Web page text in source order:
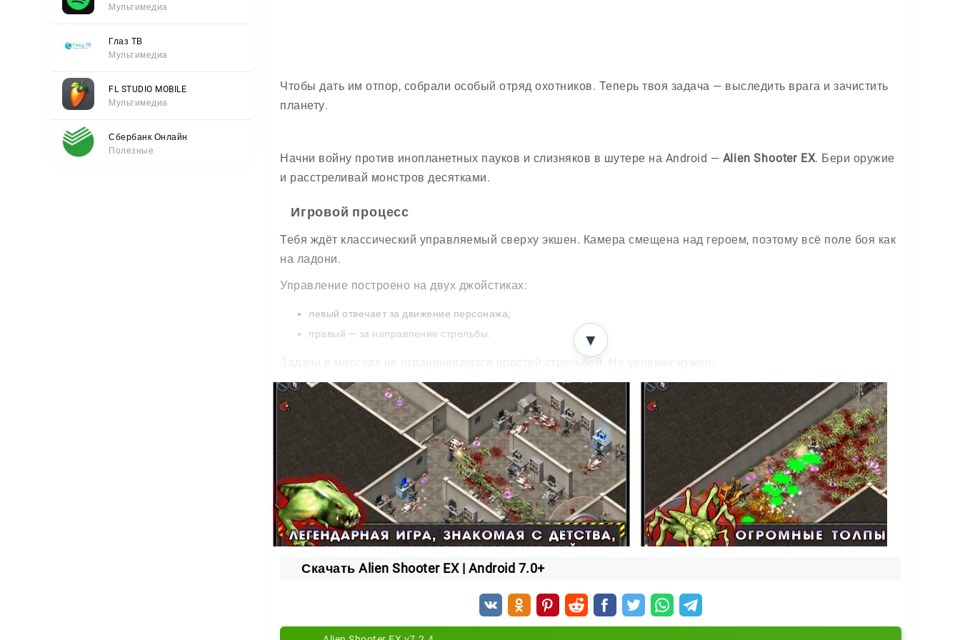
Мультимедиа
Глаз ТВ
Мультимедиа
FL STUDIO MOBILE
Мультимедиа
Сбербанк Онлайн
Полезные
Чтобы дать им отпор, собрали особый отряд охотников. Теперь твоя задача — выследить врага и зачистить
планету.
Начни войну против инопланетных пауков и слизняков в шутере на Android — Alien Shooter EX. Бери оружие
и расстреливай монстров десятками.
Игровой процесс
Тебя ждёт классический управляемый сверху экшен. Камера смещена над героем, поэтому всё поле боя как
на ладони.
Управление построено на двух джойстиках:
левый отвечает за движение персонажа;
правый — за направление стрельбы.
Задачи в миссиях не ограничиваются простой стрельбой. На уровнях нужно:
зачищать территорию от монстров;
уничтожать их логова;
искать ноутбуки с исследовательскими данными;
находить ключи и открывать ворота.
Режимы игры
Кампания
Серия миссий, где сложность растёт с каждым шагом. Выполняй задания, зарабатывай ресурсы и
прокачивай героя.
Отбивайся от волн пришельцев, которые становятся всё агрессивнее. Цель проста — продержаться как
▼
Скачать Alien Shooter EX | Android 7.0+